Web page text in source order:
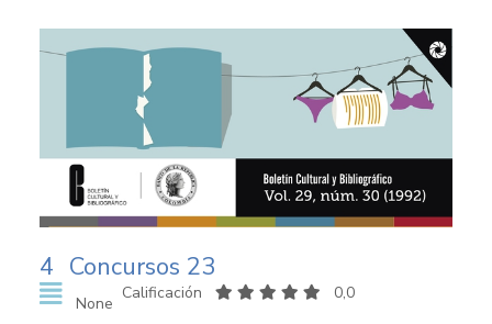
4 Concursos 23
None
Calificación 0,0